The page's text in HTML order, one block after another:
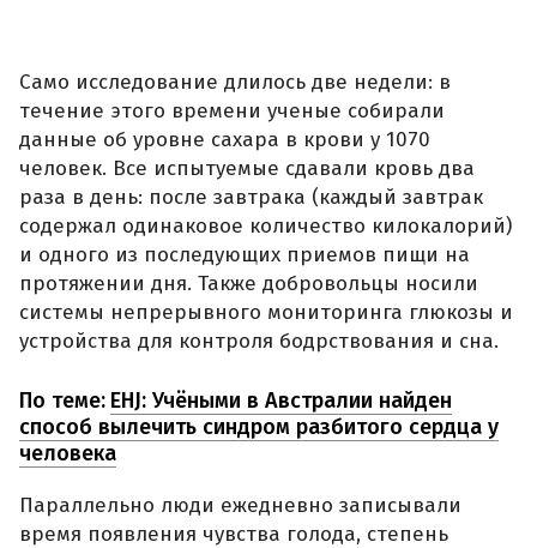
Само исследование длилось две недели: в
течение этого времени ученые собирали
данные об уровне сахара в крови у 1070
человек. Все испытуемые сдавали кровь два
раза в день: после завтрака (каждый завтрак
содержал одинаковое количество килокалорий)
и одного из последующих приемов пищи на
протяжении дня. Также добровольцы носили
системы непрерывного мониторинга глюкозы и
устройства для контроля бодрствования и сна.
По теме: EHJ: Учёными в Австралии найден
способ вылечить синдром разбитого сердца у
человека
Параллельно люди ежедневно записывали
время появления чувства голода, степень